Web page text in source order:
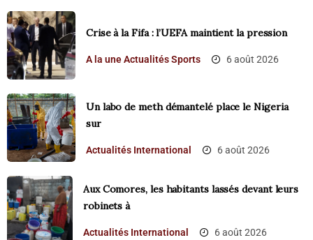
Crise à la Fifa : l’UEFA maintient la pression
A la uneActualités Sports 6 août 2026
Un labo de meth démantelé place le Nigeria
sur
Actualités International 6 août 2026
Aux Comores, les habitants lassés devant leurs
robinets à
Actualités International 6 août 2026